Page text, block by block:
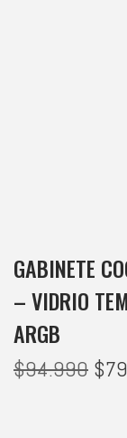
GABINETE
– VIDRIO
ARGB
$94.990 $